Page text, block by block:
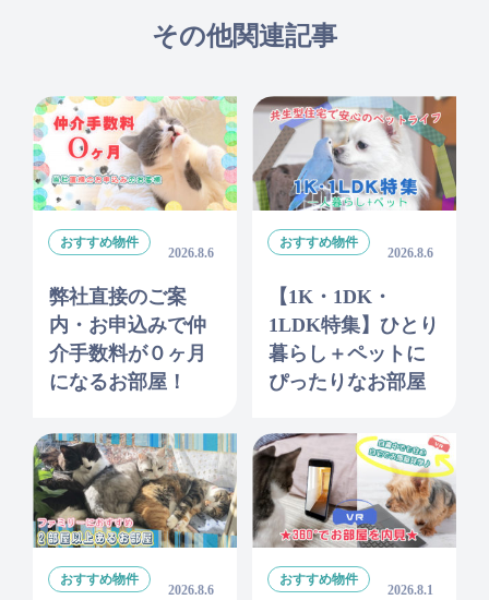
その他関連記事
おすすめ物件
2026.8.6
弊社直接のご案
内・お申込みで仲
介手数料が０ヶ月
になるお部屋！
おすすめ物件
2026.8.6
【1K・1DK・
1LDK特集】ひとり
暮らし＋ペットに
ぴったりなお部屋
おすすめ物件
2026.8.6
おすすめ物件
2026.8.1